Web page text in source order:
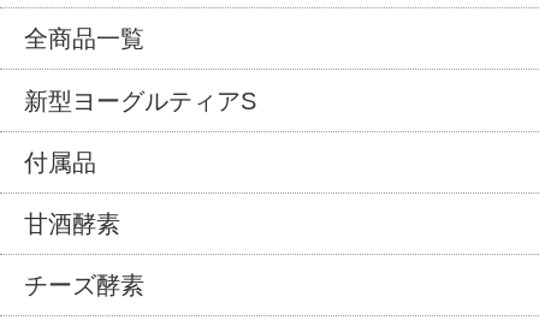
全商品一覧
新型ヨーグルティアS
付属品
甘酒酵素
チーズ酵素